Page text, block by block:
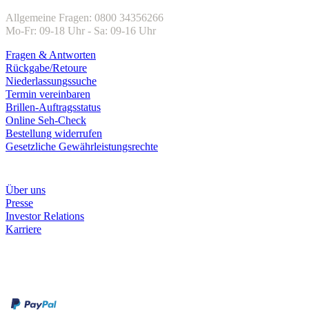
Allgemeine Fragen: 0800 34356266
Mo-Fr: 09-18 Uhr - Sa: 09-16 Uhr
Fragen & Antworten
Rückgabe/Retoure
Niederlassungssuche
Termin vereinbaren
Brillen-Auftragsstatus
Online Seh-Check
Bestellung widerrufen
Gesetzliche Gewährleistungsrechte
Über uns
Presse
Investor Relations
Karriere